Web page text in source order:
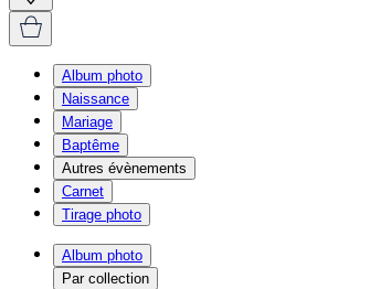
Album photo
Naissance
Mariage
Baptême
Autres évènements
Carnet
Tirage photo
Album photo
Par collection